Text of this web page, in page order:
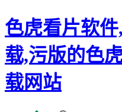
色虎看片软
载,污版的色
载网站